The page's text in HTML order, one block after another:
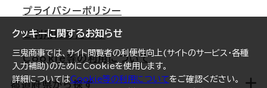
クッキーに関するお知らせ
三鬼商事では、サイト閲覧者の利便性向上(サイトのサービス・各種
入力補助)のためにCookieを使用します。
詳細についてはCookie等の利用についてをご確認ください。
札幌
仙台
横浜
福岡
プライバシーポリシー
ご利用にあたって
Cookie等の利用について
都道府県から探す